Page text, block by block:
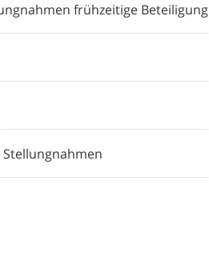
frühzeitige Beteiligung